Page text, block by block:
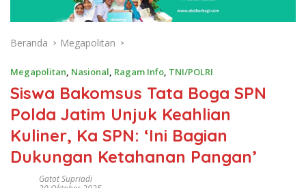
Beranda Megapolitan
Megapolitan, Nasional, Ragam Info, TNI/POLRI
Siswa Bakomsus Tata Boga SPN
Polda Jatim Unjuk Keahlian
Kuliner, Ka SPN: ‘Ini Bagian
Dukungan Ketahanan Pangan’
Gatot Supriadi